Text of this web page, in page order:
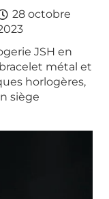
28 octobre
JSH en
métal et
horlogères,
siège